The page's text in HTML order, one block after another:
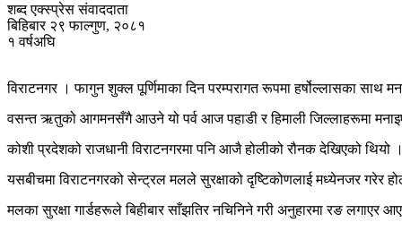
शब्द एक्स्प्रेस संवाददाता
बिहिबार २९ फाल्गुण, २०८१
१ वर्षअघि
विराटनगर । फागुन शुक्ल पूर्णिमाका दिन परम्परागत रूपमा हर्षोल्लासका साथ
वसन्त ऋतुको आगमनसँगै आउने यो पर्व आज पहाडी र हिमाली जिल्लाहरूमा
कोशी प्रदेशको राजधानी विराटनगरमा पनि आजै होलीको रौनक देखिएको थियो
यसबीचमा विराटनगरको सेन्ट्रल मलले सुरक्षाको दृष्टिकोणलाई मध्येनजर गरेर
मलका सुरक्षा गार्डहरूले बिहीबार साँझतिर नचिनिने गरी अनुहारमा रङ लगाएर